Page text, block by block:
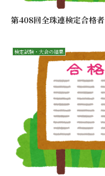
第408回全珠連検定合格者
検定試験・大会の結果